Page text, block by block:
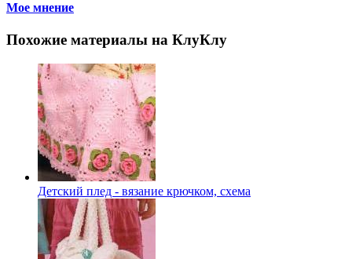
Мое мнение
Похожие материалы на КлуКлу
Детский плед - вязание крючком, схема